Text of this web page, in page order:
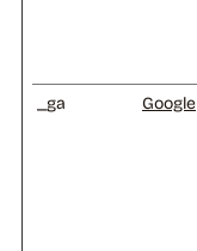
_ga
Google